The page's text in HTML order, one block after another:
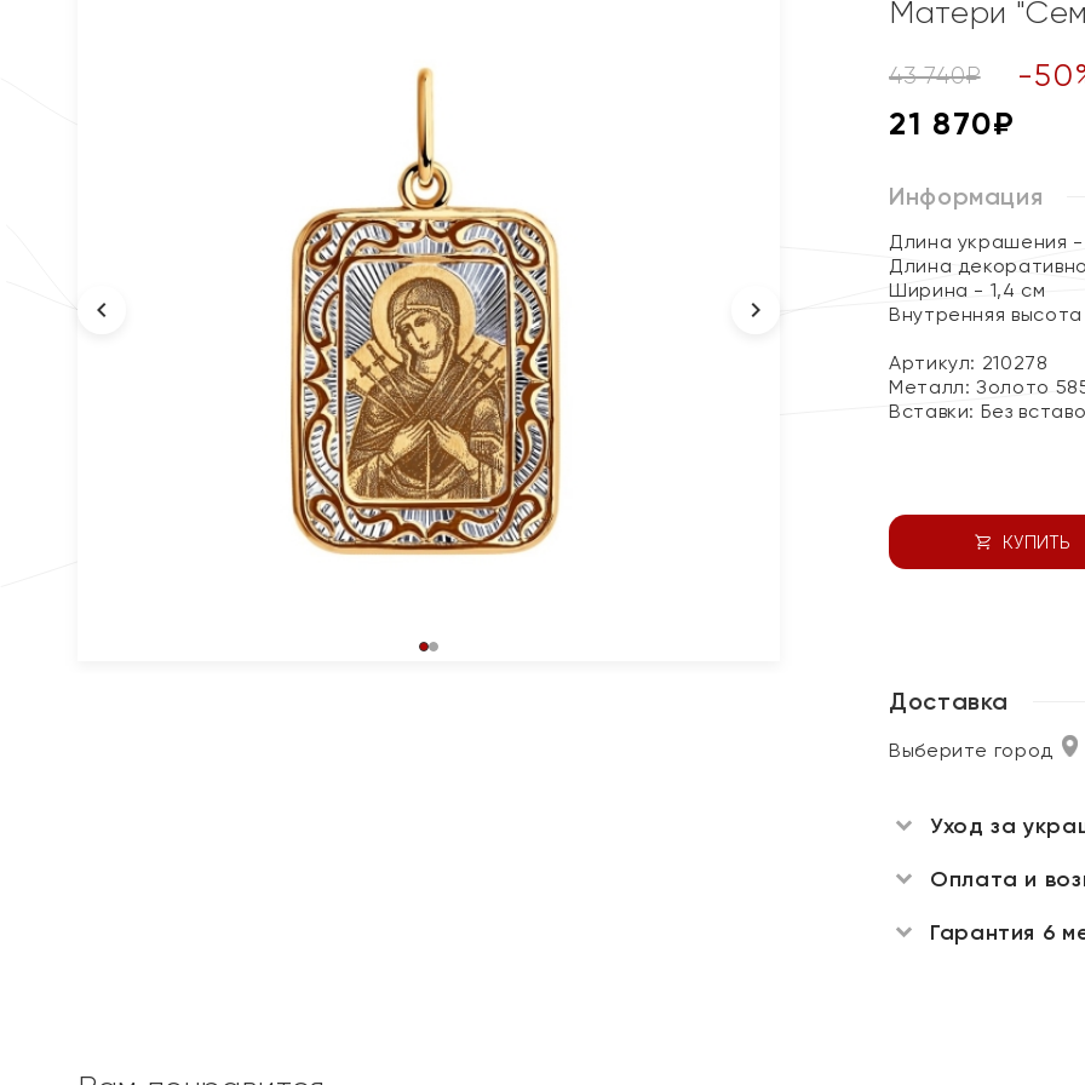
Матери
43 740₽ -50
21 870₽
Информация
Длина украшения -
Длина
Ширина - 1,4 см
Внутренняя
Артикул: 210278
Металл:Золото
Вставки: Без
КУПИТЬ
Доставка
Выберите город
Уход за
Оплата и
Гарантия 6